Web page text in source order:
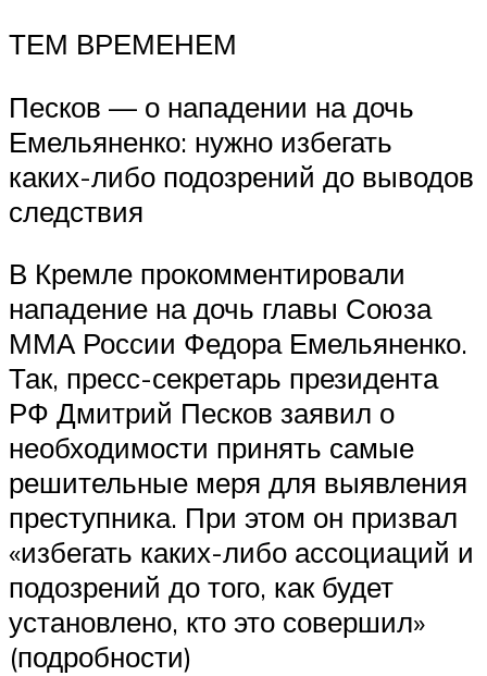
ТЕМ ВРЕМЕНЕМ
Песков — о нападении на дочь
Емельяненко: нужно избегать
каких-либо подозрений до выводов
следствия
В Кремле прокомментировали
нападение на дочь главы Союза
ММА России Федора Емельяненко.
Так, пресс-секретарь президента
РФ Дмитрий Песков заявил о
необходимости принять самые
решительные меря для выявления
преступника. При этом он призвал
«избегать каких-либо ассоциаций и
подозрений до того, как будет
установлено, кто это совершил»
(подробности)